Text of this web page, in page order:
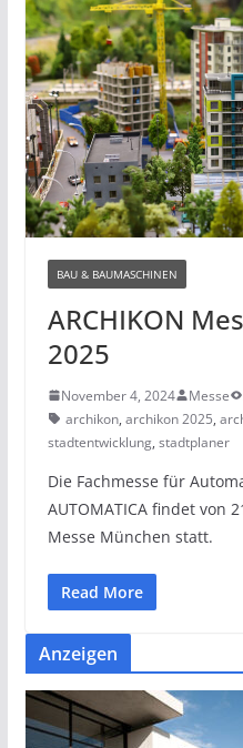
BAU & BAUMASCHINEN
ARCHIKON
2025
November 4, 2024 Messe
archikon, archikon 2025,
stadtentwicklung, stadtplaner
Die Fachmesse für
AUTOMATICA findet von
Messe München statt.
Read More
Anzeigen